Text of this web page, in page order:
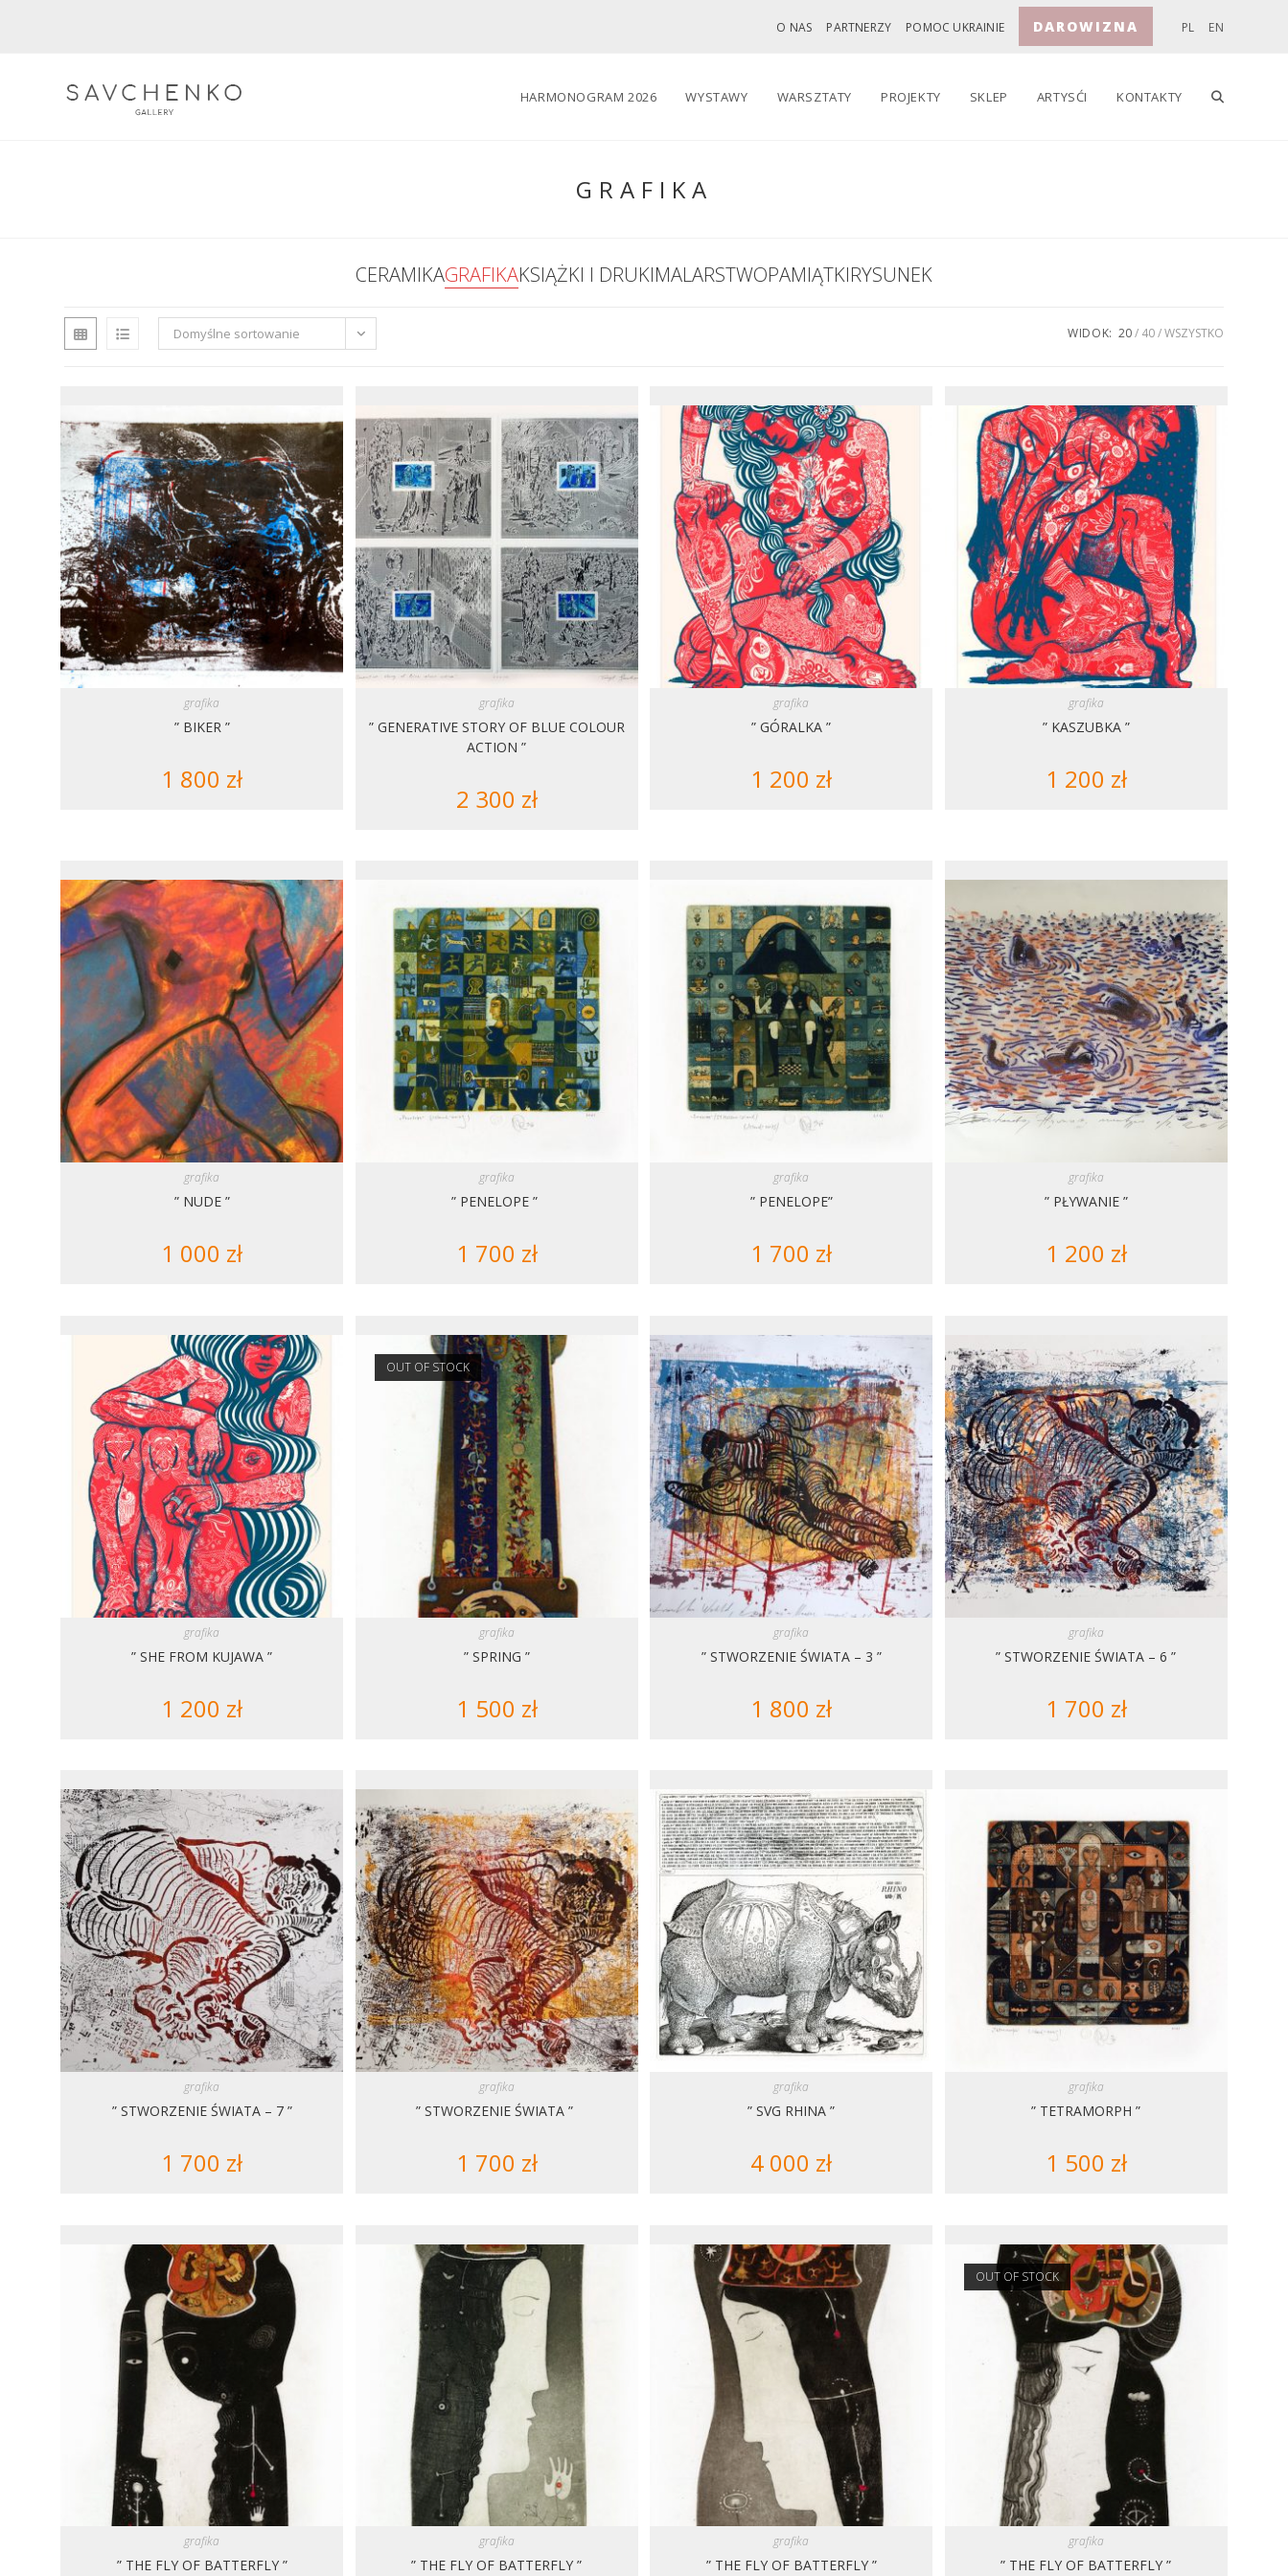
O NAS PARTNERZY POMOC UKRAINIE DAROWIZNA PL EN
HARMONOGRAM 2026 WYSTAWY WARSZTATY PROJEKTY SKLEP ARTYSĆI KONTAKTY TOGGLE
GRAFIKA
CERAMIKAGRAFIKAKSIĄŻKI I DRUKIMALARSTWOPAMIĄTKIRYSUNEK
Domyślne sortowanie WIDOK: 20 40 WSZYSTKO
grafika
” BIKER ”
1 800 zł
grafika
” GENERATIVE STORY OF BLUE COLOUR
ACTION ”
2 300 zł
grafika
” GÓRALKA ”
1 200 zł
grafika
” KASZUBKA ”
1 200 zł
grafika
” NUDE ”
1 000 zł
grafika
” PENELOPE ”
1 700 zł
grafika
” PENELOPE”
1 700 zł
grafika
” PŁYWANIE ”
1 200 zł
grafika
” SHE FROM KUJAWA ”
1 200 zł
OUT OF STOCK
grafika
” SPRING ”
1 500 zł
grafika
” STWORZENIE ŚWIATA – 3 ”
1 800 zł
grafika
” STWORZENIE ŚWIATA – 6 ”
1 700 zł
grafika
” STWORZENIE ŚWIATA – 7 ”
1 700 zł
grafika
” STWORZENIE ŚWIATA ”
1 700 zł
grafika
” SVG RHINA ”
4 000 zł
grafika
” TETRAMORPH ”
1 500 zł
grafika
” THE FLY OF BATTERFLY ”
grafika
” THE FLY OF BATTERFLY ”
grafika
” THE FLY OF BATTERFLY ”
OUT OF STOCK
grafika
” THE FLY OF BATTERFLY ”